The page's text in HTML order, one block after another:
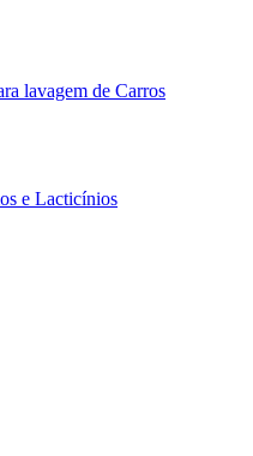
lavagem de Carros
e Lacticínios